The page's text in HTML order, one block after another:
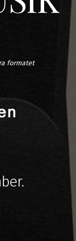
formatet